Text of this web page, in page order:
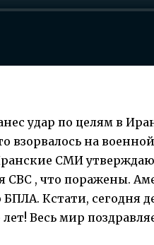
удар по целям в
взорвалось на
СМИ
CBC , что поражены.
Кстати, сегодня
Весь мир